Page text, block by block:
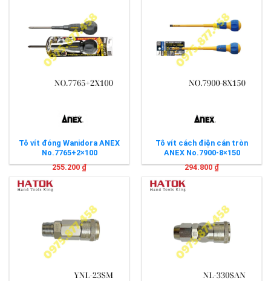
Tô vít đóng Wanidora ANEX
No.7765+2×100
255.200₫
Tô vít cách điện cán tròn
ANEX No.7900-8×150
294.800₫